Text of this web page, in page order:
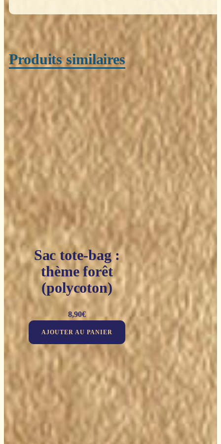
Produits similaires
Sac tote-bag :
thème forêt
(polycoton)
8,90€
AJOUTER AU PANIER